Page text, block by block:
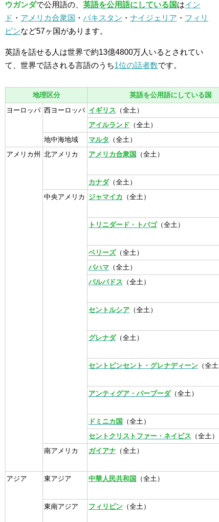
ウガンダで公用語の、 英語を公用語にしている国はイン
ド ・ アメリカ合衆国 ・ パキスタン ・ ナイジェリア ・ フィリ
ピンなど57ヶ国があります。
英語を話せる人は世界で約13億4800万人いるとされてい
て、世界で話される言語のうち1位の話者数です。
地理区分 英語を公用語にしている国
ヨーロッパ 西ヨーロッパ イギリス （全土）
アイルランド （全土）
地中海地域
マルタ
（全土）
アメリカ州
北アメリカ アメリカ合衆国 （全土）
カナダ（全土）
中央アメリカ
ジャマイカ （全土）
トリニダード・トバゴ（全土）
ベリーズ（全土）
バハマ （全土）
バルバドス （全土）
セントルシア （全土）
グレナダ（全土）
セントビンセント・グレナディーン （全
アンティグア・バーブーダ（全土）
ドミニカ国
（全土）
セントクリストファー・ネイビス （全土）
南アメリカ
ガイアナ （全土）
アジア 東アジア 中華人民共和国 （全土）
東南アジア フィリピン （全土）